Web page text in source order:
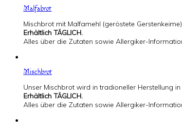
Malfabrot
Mischbrot mit Malfamehl (geröstete
Erhältlich TÄGLICH.
Alles über die Zutaten sowie Allergiker-
Mischbrot
Unser Mischbrot wird in tradioneller Herstellung
Erhältlich TÄGLICH.
Alles über die Zutaten sowie Allergiker-